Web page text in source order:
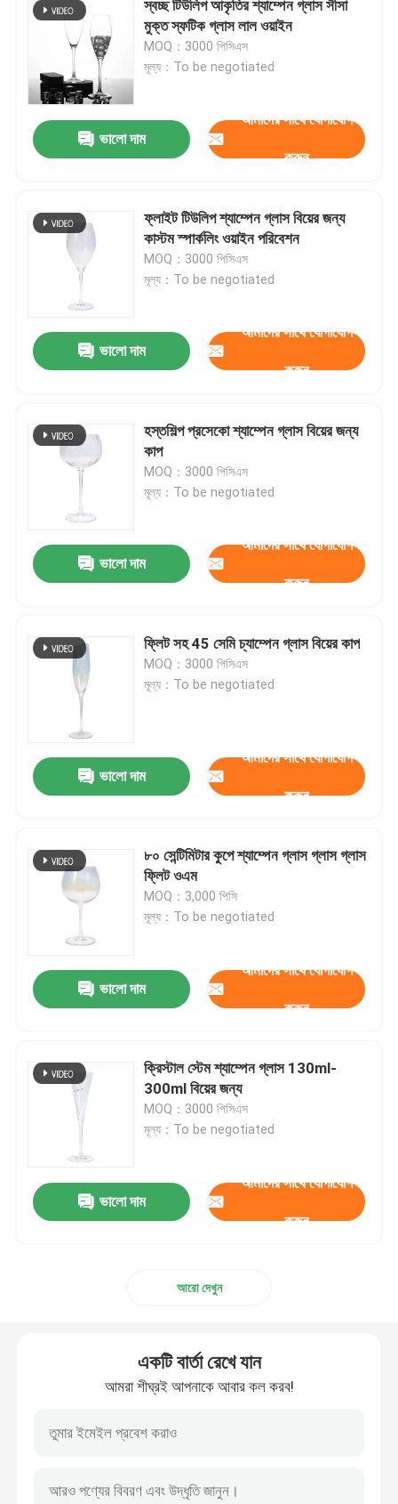
স্বচ্ছ টিউলিপ আকৃতির শ্যাম্পেন গ্লাস সীসা
মুক্ত স্ফটিক গ্লাস লাল ওয়াইন
MOQ：3000 পিসিএস
মূল্য：To be negotiated
ভালো দাম
আমাদের সাথে যোগাযোগ
করুন
ফ্লাইট টিউলিপ শ্যাম্পেন গ্লাস বিয়ের জন্য
কাস্টম স্পার্কলিং ওয়াইন পরিবেশন
MOQ：3000 পিসিএস
মূল্য：To be negotiated
ভালো দাম
আমাদের সাথে যোগাযোগ
করুন
হস্তশিল্প প্রসেকো শ্যাম্পেন গ্লাস বিয়ের জন্য
কাপ
MOQ：3000 পিসিএস
মূল্য：To be negotiated
ভালো দাম
আমাদের সাথে যোগাযোগ
করুন
ফ্লিট সহ 45 সেমি চ্যাম্পেন গ্লাস বিয়ের কাপ
MOQ：3000 পিসিএস
মূল্য：To be negotiated
ভালো দাম
আমাদের সাথে যোগাযোগ
করুন
৮০ সেন্টিমিটার কুপে শ্যাম্পেন গ্লাস গ্লাস গ্লাস
ফ্লিট ওএম
MOQ：3,000 পিসি
মূল্য：To be negotiated
ভালো দাম
আমাদের সাথে যোগাযোগ
করুন
ক্রিস্টাল স্টেম শ্যাম্পেন গ্লাস 130ml-
300ml বিয়ের জন্য
MOQ：3000 পিসিএস
মূল্য：To be negotiated
ভালো দাম
আমাদের সাথে যোগাযোগ
করুন
আরো দেখুন
একটি বার্তা রেখে যান
আমরা শীঘ্রই আপনাকে আবার কল করব!